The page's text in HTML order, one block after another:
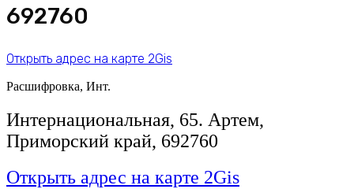
692760
Открыть адрес на карте 2Gis
Расшифровка, Инт.
​Интернациональная, 65​. Артем,
Приморский край, 692760
Открыть адрес на карте 2Gis